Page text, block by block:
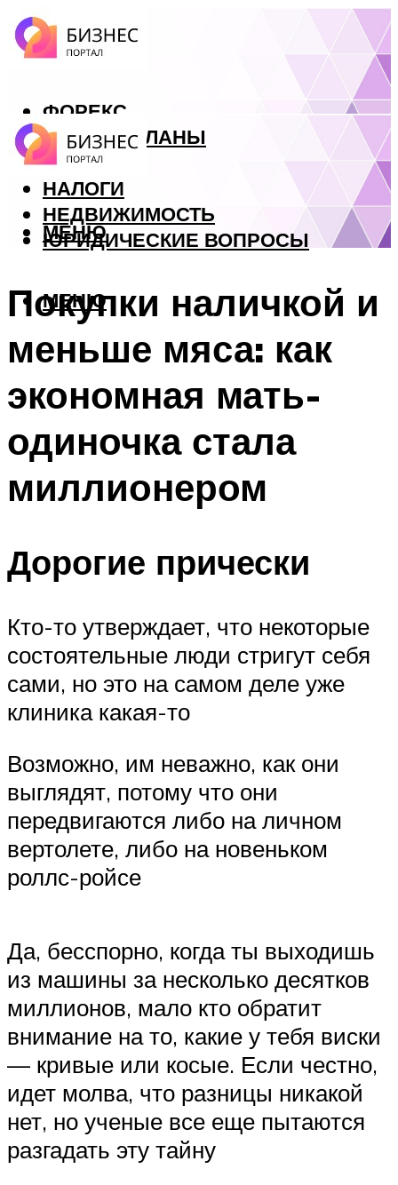
ФОРЕКС
БИЗНЕС ПЛАНЫ
КРЕДИТЫ
НАЛОГИ
НЕДВИЖИМОСТЬ
ЮРИДИЧЕСКИЕ ВОПРОСЫ
МЕНЮ
МЕНЮ
Покупки наличкой и
меньше мяса: как
экономная мать-
одиночка стала
миллионером
Дорогие прически
Кто-то утверждает, что некоторые
состоятельные люди стригут себя
сами, но это на самом деле уже
клиника какая-то
Возможно, им неважно, как они
выглядят, потому что они
передвигаются либо на личном
вертолете, либо на новеньком
роллс-ройсе
Да, бесспорно, когда ты выходишь
из машины за несколько десятков
миллионов, мало кто обратит
внимание на то, какие у тебя виски
— кривые или косые. Если честно,
идет молва, что разницы никакой
нет, но ученые все еще пытаются
разгадать эту тайну